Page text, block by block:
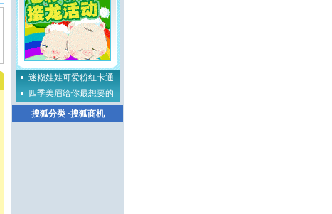
迷糊娃娃可爱粉红卡通
四季美眉给你最想要的
搜狐分类·搜狐商机